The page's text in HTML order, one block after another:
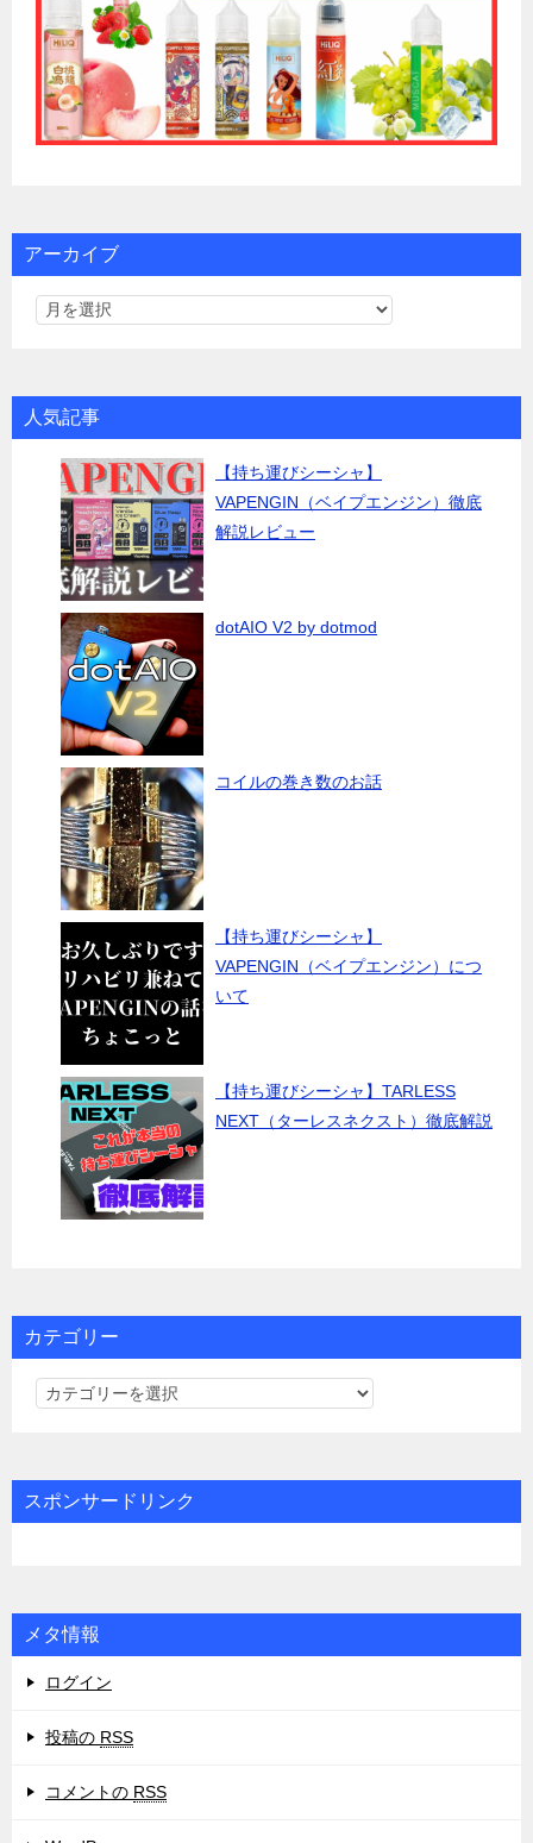
アーカイブ
人気記事
【持ち運びシーシャ】
VAPENGIN（ベイプエンジン）徹底
解説レビュー
dotAIO V2 by dotmod
コイルの巻き数のお話
【持ち運びシーシャ】
VAPENGIN（ベイプエンジン）につ
いて
【持ち運びシーシャ】TARLESS
NEXT（ターレスネクスト）徹底解説
カテゴリー
カ
リ
ー
スポンサードリンク
メタ情報
ログイン
投稿の RSS
コメントの RSS